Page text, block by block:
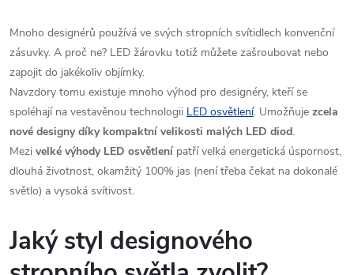
Mnoho designérů používá ve svých stropních svítidlech konvenční
zásuvky. A proč ne? LED žárovku totiž můžete zašroubovat nebo
zapojit do jakékoliv objímky.
Navzdory tomu existuje mnoho výhod pro designéry, kteří se
spoléhají na vestavěnou technologii LED osvětlení. Umožňuje zcela
nové designy díky kompaktní velikosti malých LED diod.
Mezi velké výhody LED osvětlení patří velká energetická úspornost,
dlouhá životnost, okamžitý 100% jas (není třeba čekat na dokonalé
světlo) a vysoká svítivost.
Jaký styl designového